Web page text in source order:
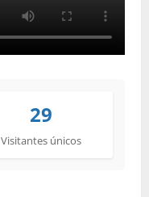
29
Visitantes únicos